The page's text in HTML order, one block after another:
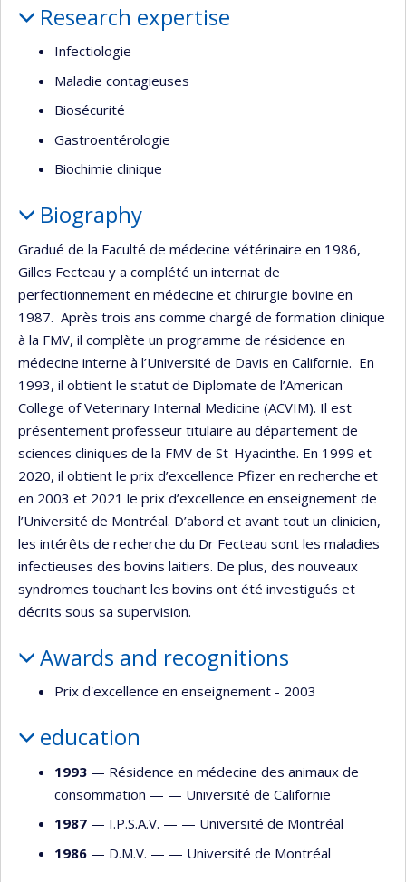
Research expertise
Infectiologie
Maladie contagieuses
Biosécurité
Gastroentérologie
Biochimie clinique
Biography
Gradué de la Faculté de médecine vétérinaire en 1986,
Gilles Fecteau y a complété un internat de
perfectionnement en médecine et chirurgie bovine en
1987. Après trois ans comme chargé de formation clinique
à la FMV, il complète un programme de résidence en
médecine interne à l’Université de Davis en Californie. En
1993, il obtient le statut de Diplomate de l’American
College of Veterinary Internal Medicine (ACVIM). Il est
présentement professeur titulaire au département de
sciences cliniques de la FMV de St-Hyacinthe. En 1999 et
2020, il obtient le prix d’excellence Pfizer en recherche et
en 2003 et 2021 le prix d’excellence en enseignement de
l’Université de Montréal. D’abord et avant tout un clinicien,
les intérêts de recherche du Dr Fecteau sont les maladies
infectieuses des bovins laitiers. De plus, des nouveaux
syndromes touchant les bovins ont été investigués et
décrits sous sa supervision.
Awards and recognitions
Prix d'excellence en enseignement - 2003
education
1993 — Résidence en médecine des animaux de
consommation — — Université de Californie
1987 — I.P.S.A.V. — — Université de Montréal
1986 — D.M.V. — — Université de Montréal